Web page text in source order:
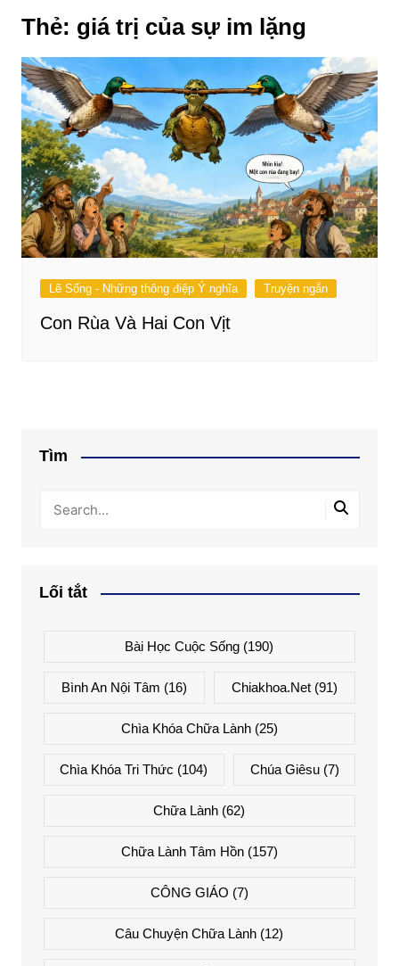
Thẻ: giá trị của sự im lặng
Lẽ Sống - Những thông điệp Ý nghĩa Truyện ngắn
Con Rùa Và Hai Con Vịt
Tìm
Lối tắt
Bài Học Cuộc Sống (190)
Bình An Nội Tâm (16) Chiakhoa.net (91)
Chìa Khóa Chữa Lành(25)
Chìa Khóa Tri Thức (104) Chúa Giêsu(7)
Chữa Lành (62)
Chữa Lành Tâm Hồn(157)
CÔNG GIÁO (7)
Câu Chuyện Chữa Lành (12)